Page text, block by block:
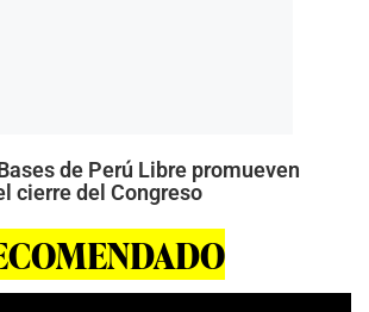
de Perú Libre promueven
cierre del Congreso